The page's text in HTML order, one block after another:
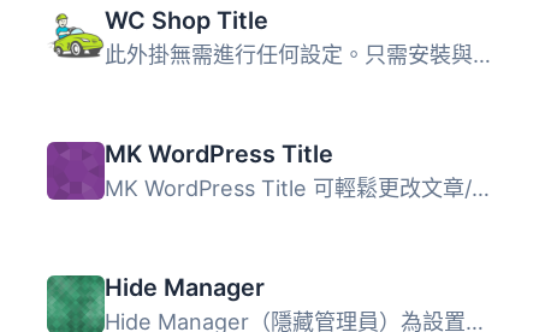
WC Shop Title
此外掛無需進行任何設定。只需安裝與啟用，然後無論該頁面的...
MK WordPress Title
MK WordPress Title 可輕鬆更改文章/頁面標題。您可以為每個...
Hide Manager
Hide Manager（隱藏管理員）為設置下新增一個簡單的子菜單，...